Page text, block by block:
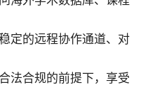
定的远程协作通道、对
法合规的前提下，享受